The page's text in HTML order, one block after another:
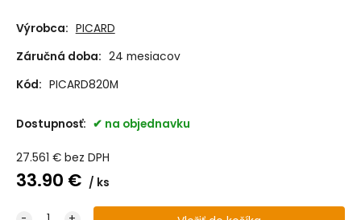
Výrobca: PICARD
Záručná doba: 24 mesiacov
Kód: PICARD820M
Dostupnosť: na objednavku
27.561 € bez DPH
33.90 € ks